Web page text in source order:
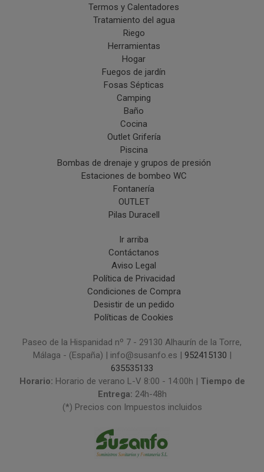
Termos y Calentadores
Tratamiento del agua
Riego
Herramientas
Hogar
Fuegos de jardín
Fosas Sépticas
Camping
Baño
Cocina
Outlet Grifería
Piscina
Bombas de drenaje y grupos de presión
Estaciones de bombeo WC
Fontanería
OUTLET
Pilas Duracell
Ir arriba
Contáctanos
Aviso Legal
Política de Privacidad
Condiciones de Compra
Desistir de un pedido
Políticas de Cookies
Paseo de la Hispanidad nº 7 - 29130 Alhaurín de la Torre,
Málaga - (España) | info@susanfo.es | 952415130 |
635535133
Horario: Horario de verano L-V 8:00 - 14:00h | Tiempo de
Entrega: 24h-48h
(*) Precios con Impuestos incluidos